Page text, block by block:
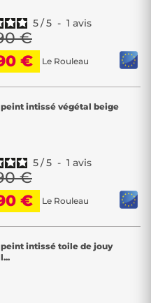
5/5 - 1 avis
€
€
Le Rouleau
intissé végétal beige
5/5 - 1 avis
€
€
Le Rouleau
intissé toile de jouy